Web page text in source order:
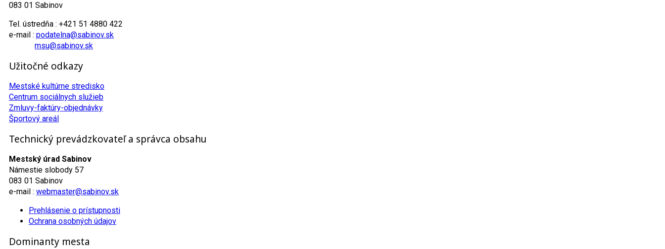
083 01 Sabinov
Tel. ústredňa : +421 51 4880 422
e-mail : podatelna@sabinov.sk
msu@sabinov.sk
Užitočné odkazy
Mestské kultúrne stredisko
Centrum sociálnych služieb
Zmluvy-faktúry-objednávky
Športový areál
Technický prevádzkovateľ a správca obsahu
Mestský úrad Sabinov
Námestie slobody 57
083 01 Sabinov
e-mail : webmaster@sabinov.sk
Prehlásenie o prístupnosti
Ochrana osobných údajov
Dominanty mesta